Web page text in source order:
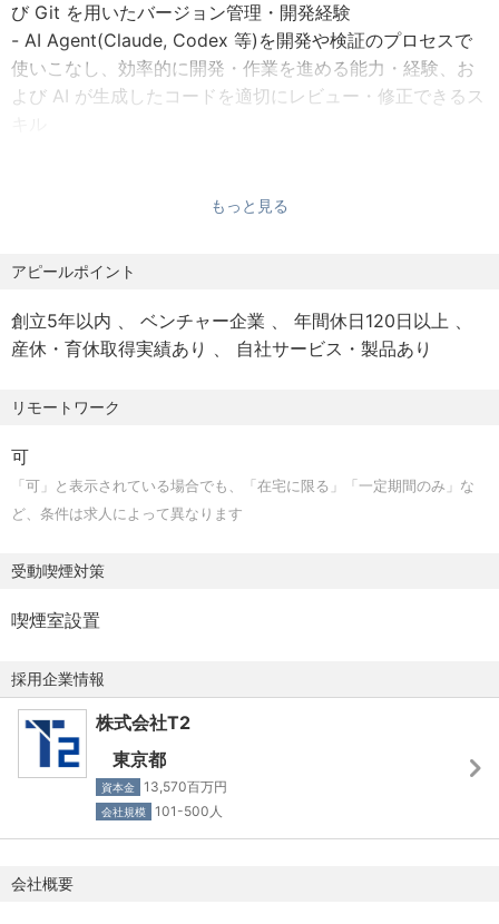
び Git を用いたバージョン管理・開発経験
- AI Agent(Claude, Codex 等)を開発や検証のプロセスで
使いこなし、効率的に開発・作業を進める能力・経験、お
よび AI が生成したコードを適切にレビュー・修正できるス
- 英語での技術的なディスカッションが可能なコミュニケー
歓迎スキル
化」および「ロボティクス・シミュレーション機能の高度
化」において、以下のいずれかの経験・知識を持つ方を歓
- Docker / Kubernetes を用いたコンテナ化およびオーケス
トレーション環境の構築・運用経験
- Go (Golang) および Python を用いた開発・自動化ツー
- フロントエンド / バックエンド双方の基礎知識(テスト結
- CI/CD(GitHub Actions など)を用いた自動テスト・評価
【ロボティクス・コア機能開発関連】
- ロボティクス、SLAM(自己位置推定・地図作成)に関する
知識・開発経験
- ROS / ROS2 などのロボットミドルウェアを用いたアプリ
ケーション開発経験
動作原理、信号処理に関する知識
もっと見る
アピールポイント
創立5年以内 ベンチャー企業
年間休日120日以上
産休・育休取得実績あり
自社サービス・製品あり
リモートワーク
可
「可」と表示されている場合でも、「在宅に限る」「一定期間のみ」な
ど、条件は求人によって異なります
受動喫煙対策
喫煙室設置
採用企業情報
株式会社T2
東京都
資本金 13,570百万円
会社規模 101-500人
会社概要